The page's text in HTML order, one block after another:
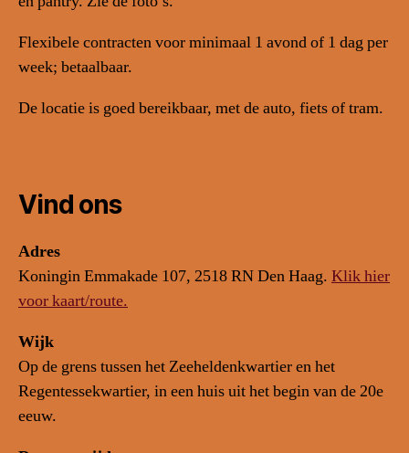
Flexibele contracten voor minimaal 1 avond of 1 dag per
week; betaalbaar.
De locatie is goed bereikbaar, met de auto, fiets of tram.
Vind ons
Adres
Koningin Emmakade 107, 2518 RN Den Haag. Klik hier
voor kaart/route.
Wijk
Op de grens tussen het Zeeheldenkwartier en het
Regentessekwartier, in een huis uit het begin van de 20e
eeuw.